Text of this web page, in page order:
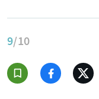
9/10